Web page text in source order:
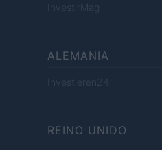
InvestirMag
ALEMANIA
Investieren24
REINO UNIDO